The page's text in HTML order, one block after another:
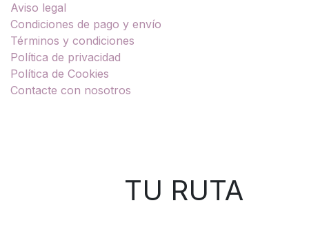
Aviso legal
Condiciones de pago y envío
Términos y condiciones
Política de privacidad
Política de Cookies
Contacte con nosotros
TU RUTA